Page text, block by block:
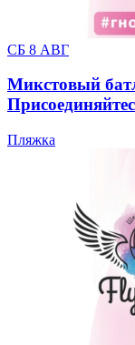
СБ 8 АВГ
Микстовый
Пляжка